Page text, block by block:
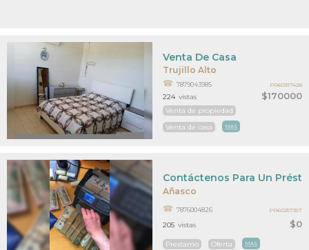
Trujillo Alto
$170000
Venta De Casa
7879043985
Venta de propiedad
Venta de casa
MAS
224 vistas
PR60317428
Añasco
$0
Contáctenos Para Un
7876004826
Prestamo Oferta MAS
205 vistas
PR60257357